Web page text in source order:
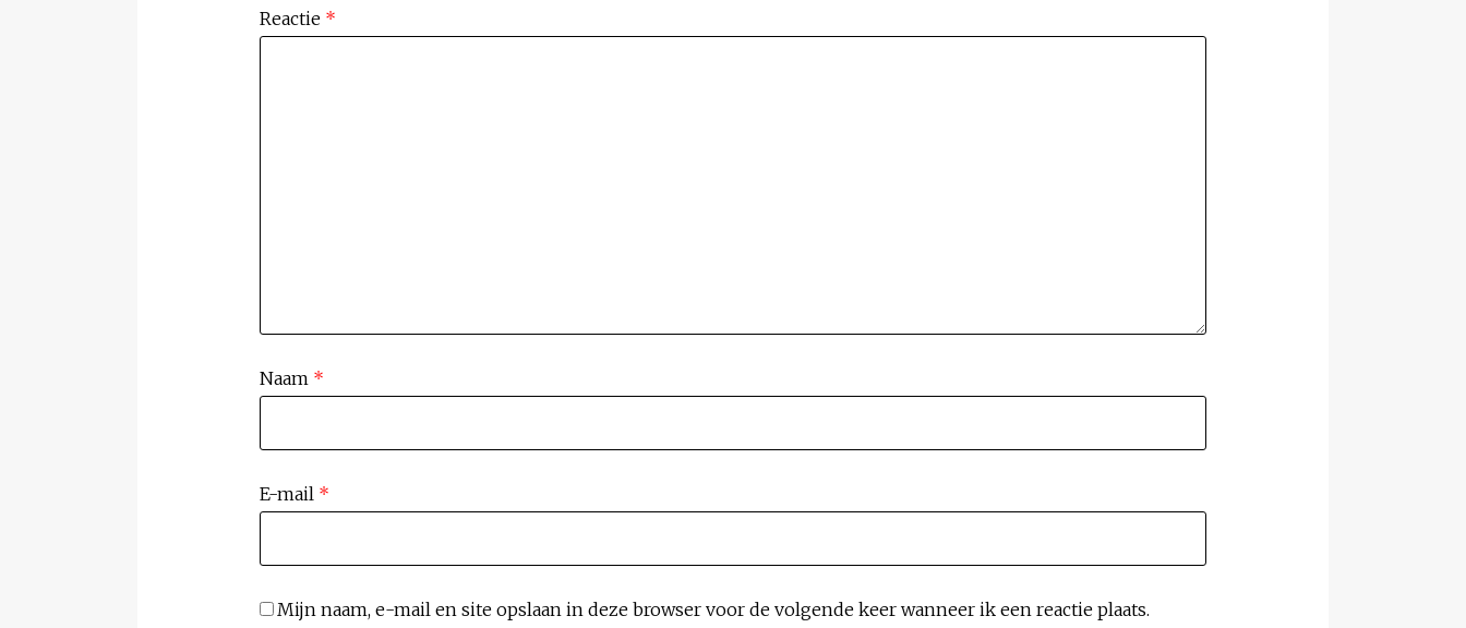
Reactie *
Naam *
E-mail *
Mijn naam, e-mail en site opslaan in deze browser voor de volgende keer wanneer ik een reactie plaats.